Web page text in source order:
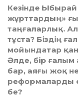
Кезінде Ыбырай
жұрттардың»
таңғаларлық.
тұста? Біздің
мойындатар
Әлде, бір ғалым
бар, аяғы жоқ
реформаларды
бе?